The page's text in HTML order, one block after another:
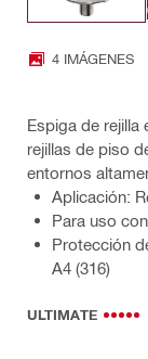
4 IMÁGENES
Espiga de rejilla
rejillas de piso
entornos
Aplicación:
Para uso
Protección
A4 (316)
ULTIMATE